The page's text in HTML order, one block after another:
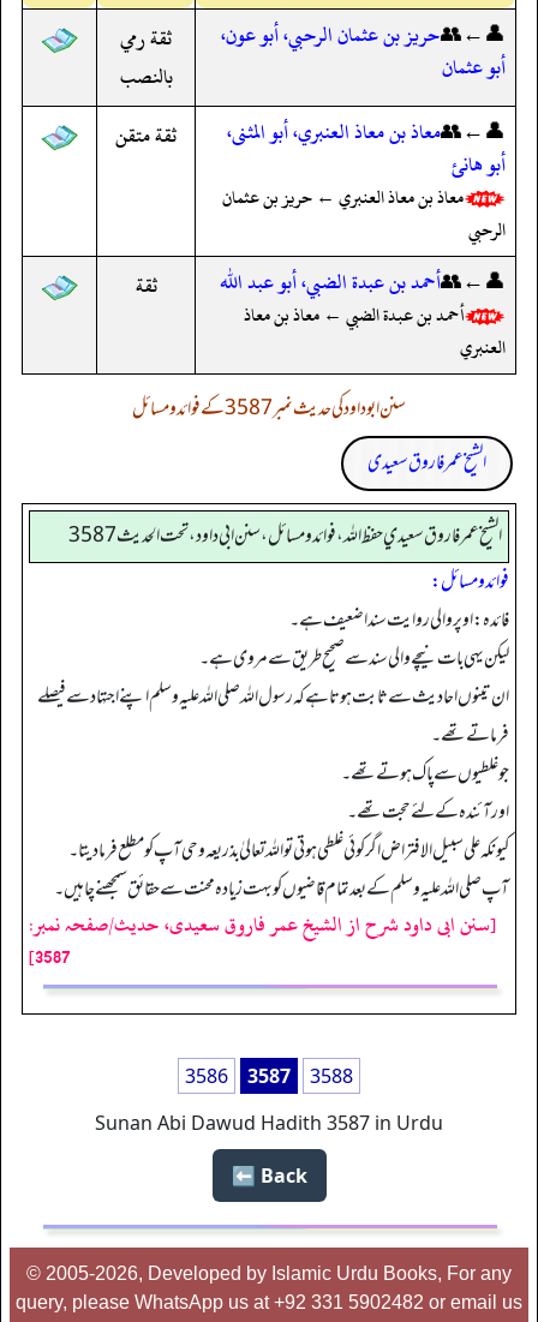
👤←👥حريز بن عثمان الرحبي، أبو عون،
أبو عثمان
ثقة رمي
بالنصب
👤←👥معاذ بن معاذ العنبري، أبو المثنى،
أبو هانئ
معاذ بن معاذ العنبري ← حريز بن عثمان
الرحبي
ثقة متقن
👤←👥أحمد بن عبدة الضبي، أبو عبد الله
أحمد بن عبدة الضبي ← معاذ بن معاذ
العنبري
ثقة
سنن ابوداود کی حدیث نمبر 3587 کے فوائد و مسائل
الشیخ عمر فاروق سعیدی
الشيخ عمر فاروق سعيدي حفظ الله، فوائد و مسائل، سنن ابي داود ، تحت الحديث 3587
فوائد ومسائل:
فائدہ: اوپر والی روایت سندا ضعیف ہے۔
لیکن یہی بات نیچے والی سند سے صحیح طریق سے مروی ہے۔
ان تینوں احادیث سے ثابت ہوتا ہے کہ رسول اللہ صلی اللہ علیہ وسلم اپنے اجتہاد سے فیصلے
فرماتے تھے۔
جو غلطیوں سے پاک ہوتے تھے۔
اورآئندہ کےلئے حجت تھے۔
کیونکہ علی سبیل الافتراض اگر کوئی غلطی ہوتی تو اللہ تعالیٰ بذریعہ وحی آپ کو مطلع فرما دیتا۔
آپ صلی اللہ علیہ وسلم کے بعد تمام قاضیوں کو بہت زیادہ محنت سے حقائق سمجھنے چاہیں۔
[سنن ابی داود شرح از الشیخ عمر فاروق سعیدی، حدیث/صفحہ نمبر:
3587]
3586 3587
3588
Sunan Abi Dawud Hadith 3587 in Urdu
Back ⬅️
© 2005-2026, Developed by Islamic Urdu Books, For any
query, please WhatsApp us at +92 331 5902482 or email us